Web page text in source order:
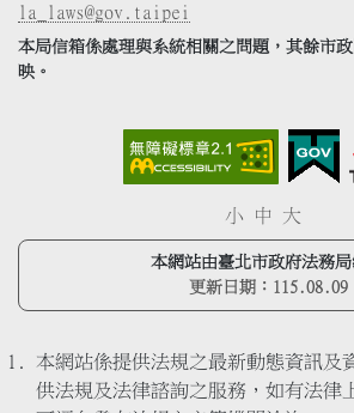
la_laws@gov.taipei
本局信箱係處理與系統相關之問題，其餘市
映。
小 中 大
本網站由臺北市政府法務
更新日期： 115.08.09
本網站係提供法規之最新動態資訊及
供法規及法律諮詢之服務，如有法律